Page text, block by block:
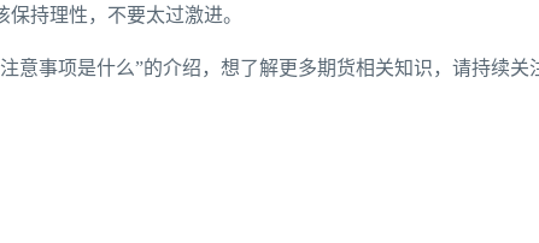
持理性，不要太过激进。
意事项是什么”的介绍，想了解更多期货相关知识，请持续关